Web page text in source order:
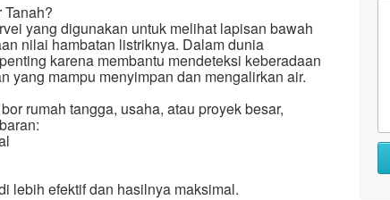
yang digunakan untuk melihat lapisan bawah
nilai hambatan listriknya. Dalam dunia
karena membantu mendeteksi keberadaan
mampu menyimpan dan mengalirkan air.
rumah tangga, usaha, atau proyek besar,
lebih efektif dan hasilnya maksimal.